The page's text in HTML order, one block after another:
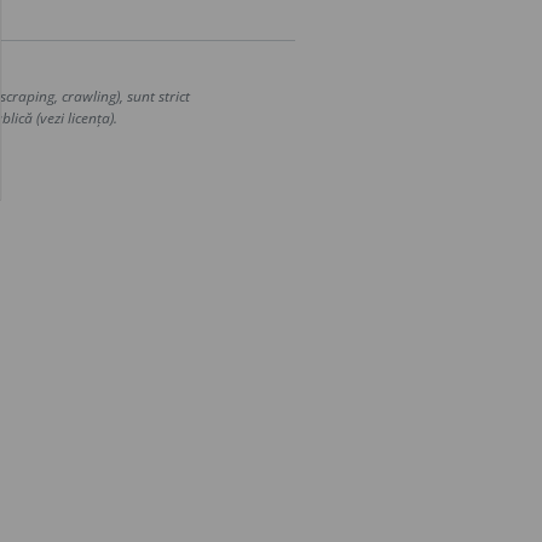
crawling), sunt strict
(vezi licența).